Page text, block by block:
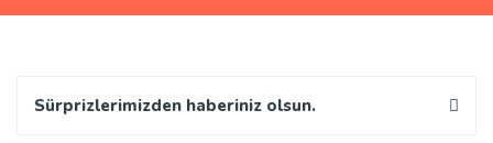
Sürprizlerimizden haberiniz olsun.